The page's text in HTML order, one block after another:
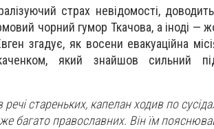
страх невідомості,
чорний гумор Ткачова, а іноді —
згадує, як восени евакуаційна
який знайшов сильний
стареньких, капелан ходив по
багато православних. Він їм